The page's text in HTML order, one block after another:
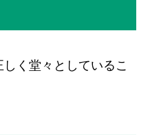
く堂々としているこ